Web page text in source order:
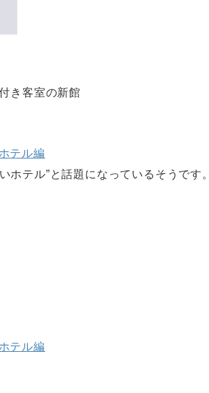
き客室の新館
テル編
ホテル”と話題になっているそうです。
テル編